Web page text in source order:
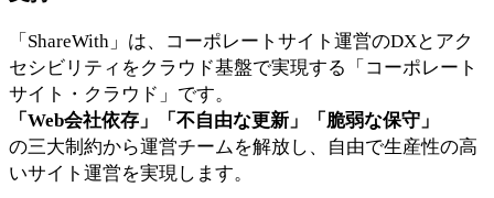
「ShareWith」は、コーポレートサイト運営のDXとアク
セシビリティをクラウド基盤で実現する「コーポレート
サイト・クラウド」です。
「Web会社依存」「不自由な更新」「脆弱な保守」
の三大制約から運営チームを解放し、自由で生産性の高
いサイト運営を実現します。